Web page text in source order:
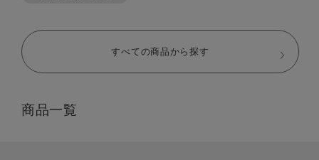
LIVE SHOPPING
すべての商品から探す
商品一覧